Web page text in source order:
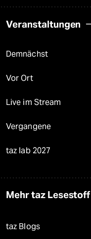
Veranstaltungen
Demnächst
Vor Ort
Live im Stream
Vergangene
taz lab 2027
Mehr taz Lesestoff
taz Blogs